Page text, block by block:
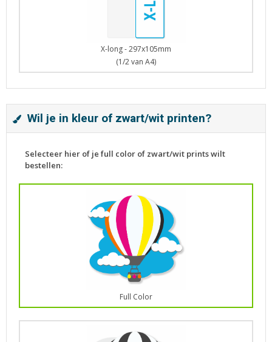
X-long - 297x105mm
(1/2 van A4)
Wil je in kleur of zwart/wit printen?
Selecteer hier of je full color of zwart/wit prints wilt
bestellen:
Full Color